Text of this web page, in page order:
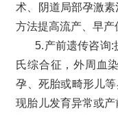
术、阴道局部孕激
方法提高流产、早产
5.产前遗传咨询:
氏综合征，外周血
孕、死胎或畸形儿
现胎儿发育异常或